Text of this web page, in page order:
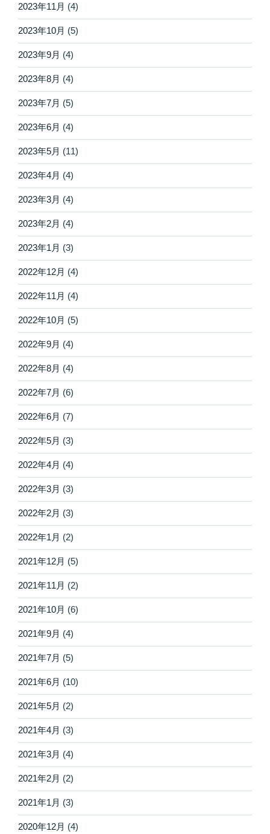
2023年11月 (4)
2023年10月 (5)
2023年9月 (4)
2023年8月 (4)
2023年7月 (5)
2023年6月 (4)
2023年5月 (11)
2023年4月 (4)
2023年3月 (4)
2023年2月 (4)
2023年1月 (3)
2022年12月 (4)
2022年11月 (4)
2022年10月 (5)
2022年9月 (4)
2022年8月 (4)
2022年7月 (6)
2022年6月 (7)
2022年5月 (3)
2022年4月 (4)
2022年3月 (3)
2022年2月 (3)
2022年1月 (2)
2021年12月 (5)
2021年11月 (2)
2021年10月 (6)
2021年9月 (4)
2021年7月 (5)
2021年6月 (10)
2021年5月 (2)
2021年4月 (3)
2021年3月 (4)
2021年2月 (2)
2021年1月 (3)
2020年12月 (4)